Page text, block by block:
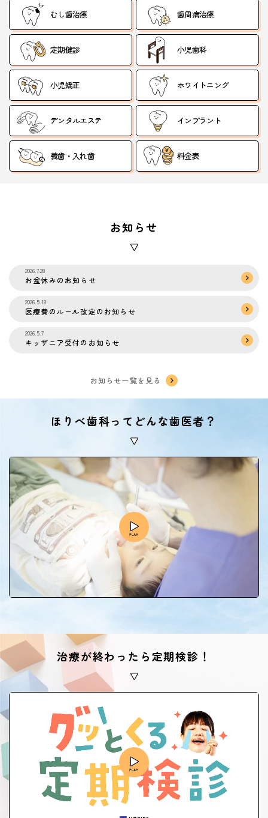
むし歯治療 歯周病治療
定期健診 小児歯科
小児矯正 ホワイトニング
デンタルエステ インプラント
義歯・入れ歯 料金表
お知らせ
2026.7.28
お盆休みのお知らせ
2026.5.18
医療費のルール改定のお知らせ
2026.5.7
キッザニア受付のお知らせ
お知らせ一覧を見る
ほりべ歯科ってどんな歯医者？
治療が終わったら定期検診！